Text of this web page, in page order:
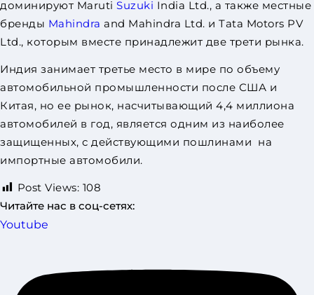
доминируют Maruti Suzuki India Ltd., а также местные
бренды Mahindra and Mahindra Ltd. и Tata Motors PV
Ltd., которым вместе принадлежит две трети рынка.
Индия занимает третье место в мире по объему
автомобильной промышленности после США и
Китая, но ее рынок, насчитывающий 4,4 миллиона
автомобилей в год, является одним из наиболее
защищенных, с действующими пошлинами на
импортные автомобили.
Post Views: 108
Читайте нас в соц-сетях:
Youtube